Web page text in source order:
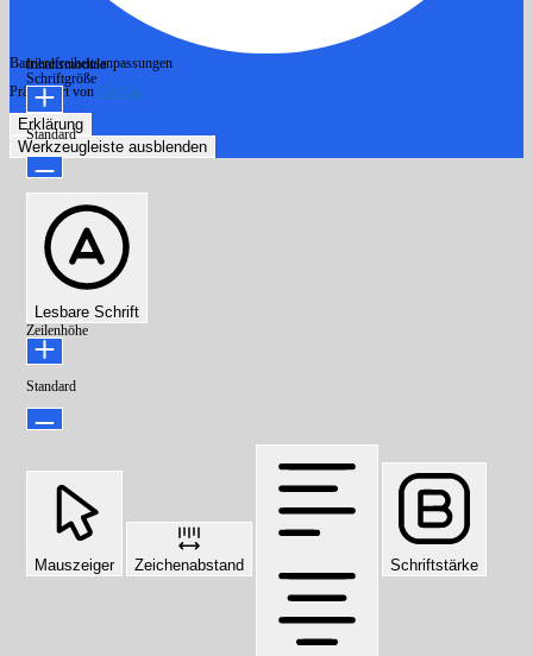
Barrierefreiheitsanpassungen
Präsentiert von OneTap
Erklärung
Werkzeugleiste ausblenden
Inhaltsmodule
Schriftgröße
Standard
Lesbare Schrift
Zeilenhöhe
Standard
Mauszeiger Zeichenabstand Schriftstärke